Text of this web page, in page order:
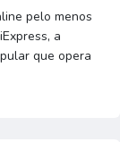
pelo menos
a
que opera